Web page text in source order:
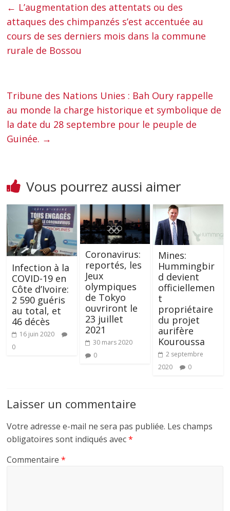
← L’augmentation des attentats ou des
attaques des chimpanzés s’est accentuée au
cours de ses derniers mois dans la commune
rurale de Bossou
Tribune des Nations Unies : Bah Oury rappelle
au monde la charge historique et symbolique de
la date du 28 septembre pour le peuple de
Guinée. →
Vous pourrez aussi aimer
Infection à la
COVID-19 en
Côte d’Ivoire:
2 590 guéris
au total, et
46 décès
16 juin 2020
0
Coronavirus:
reportés, les
Jeux
olympiques
de Tokyo
ouvriront le
23 juillet
2021
30 mars 2020
0
Mines:
Hummingbir
d devient
officiellemen
t
propriétaire
du projet
aurifère
Kouroussa
2 septembre
2020
0
Laisser un commentaire
Votre adresse e-mail ne sera pas publiée. Les champs
obligatoires sont indiqués avec*
Commentaire*